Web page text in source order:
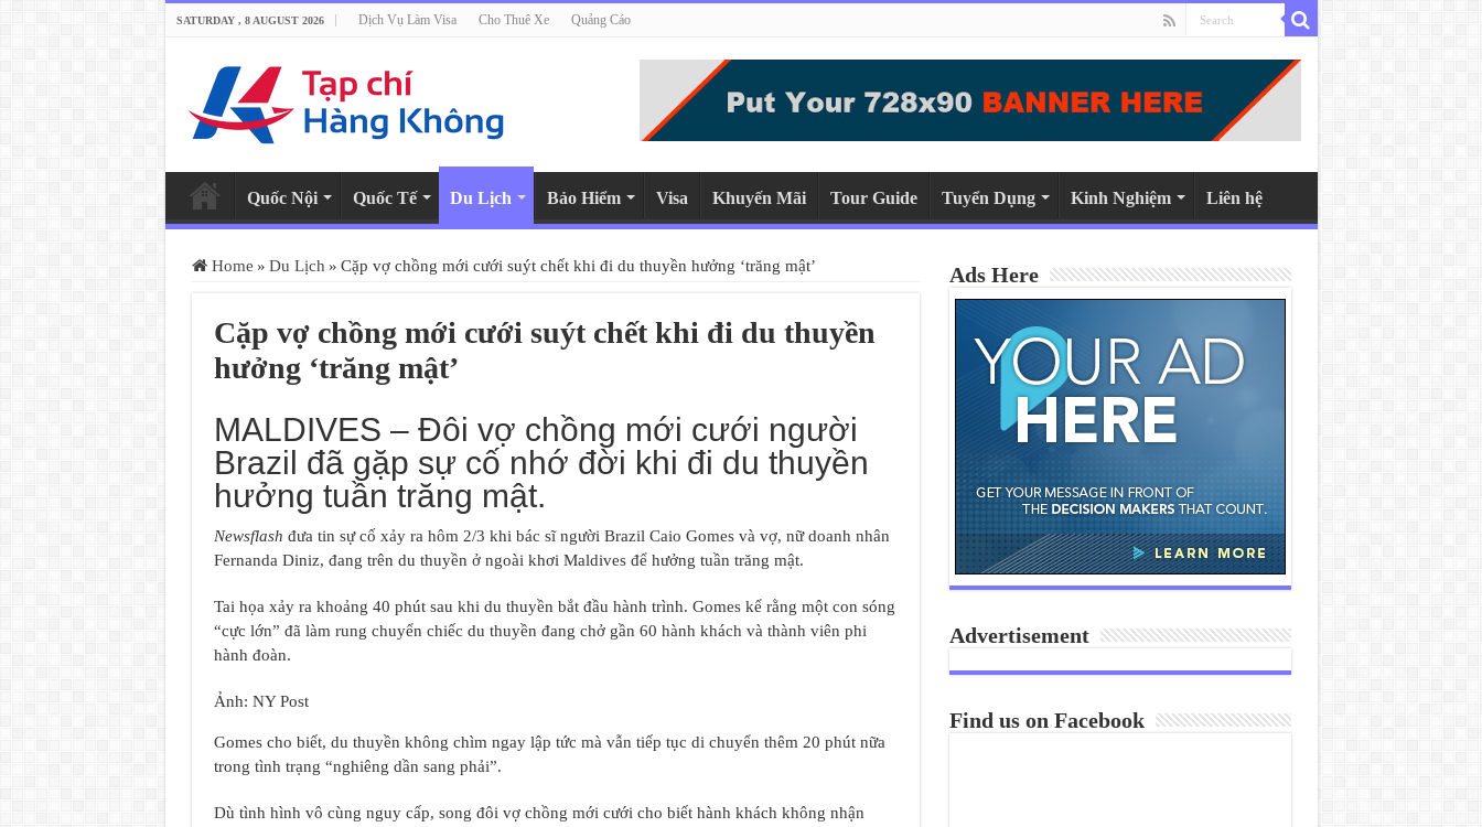
SATURDAY , 8 AUGUST 2026 Dịch Vụ Làm Visa Cho Thuê Xe Quảng Cáo
Quốc Nội Quốc Tế Du Lịch Bảo Hiểm Visa Khuyến Mãi Tour Guide Tuyển Dụng Kinh Nghiệm Liên hệ
Home » Du Lịch » Cặp vợ chồng mới cưới suýt chết khi đi du thuyền hưởng ‘trăng mật’
Cặp vợ chồng mới cưới suýt chết khi đi du thuyền
hưởng ‘trăng mật’
MALDIVES – Đôi vợ chồng mới cưới người
Brazil đã gặp sự cố nhớ đời khi đi du thuyền
hưởng tuần trăng mật.
Newsflash đưa tin sự cố xảy ra hôm 2/3 khi bác sĩ người Brazil Caio Gomes và vợ, nữ doanh nhân
Fernanda Diniz, đang trên du thuyền ở ngoài khơi Maldives để hưởng tuần trăng mật.
Tai họa xảy ra khoảng 40 phút sau khi du thuyền bắt đầu hành trình. Gomes kể rằng một con sóng
“cực lớn” đã làm rung chuyển chiếc du thuyền đang chở gần 60 hành khách và thành viên phi
hành đoàn.
Ảnh: NY Post
Gomes cho biết, du thuyền không chìm ngay lập tức mà vẫn tiếp tục di chuyển thêm 20 phút nữa
trong tình trạng “nghiêng dần sang phải”.
Dù tình hình vô cùng nguy cấp, song đôi vợ chồng mới cưới cho biết hành khách không nhận
Ads Here
Advertisement
Find us on Facebook